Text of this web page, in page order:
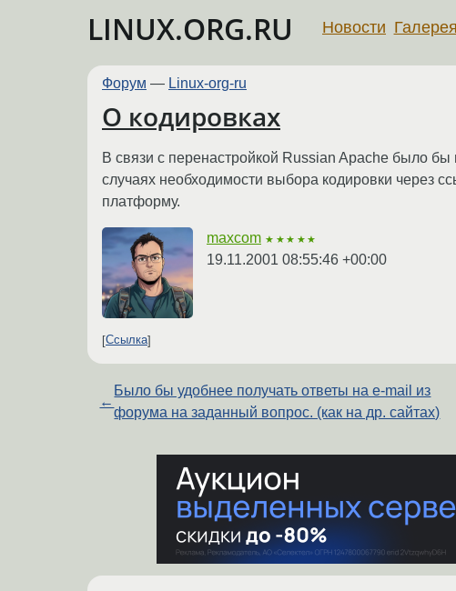
LINUX.ORG.RU Новости Галерея
Форум — Linux-org-ru
О кодировках
В связи с перенастройкой Russian Apache было
случаях необходимости выбора кодировки через
платформу.
maxcom ★★★★★
19.11.2001 08:55:46 +00:00
Ссылка
←
Было бы удобнее получать ответы на e-mail из
форума на заданный вопрос. (как на др. сайтах)